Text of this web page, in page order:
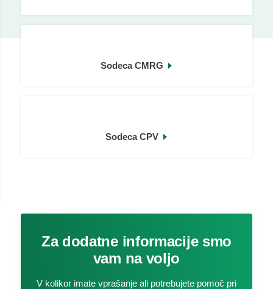
Sodeca CMRG
Sodeca CPV
Za dodatne informacije smo
vam na voljo
V kolikor imate vprašanje ali potrebujete pomoč pri